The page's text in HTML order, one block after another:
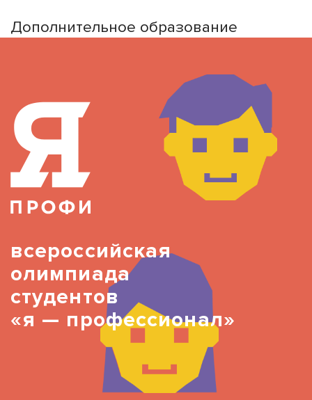
Дополнительное образование
всероссийская
олимпиада
студентов
«я — профессионал»